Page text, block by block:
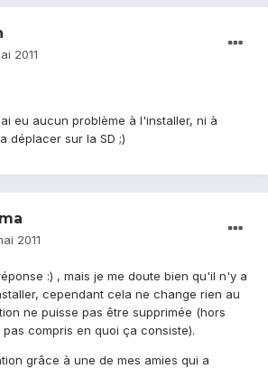
2011
eu aucun problème à l'installer, ni à
déplacer sur la SD ;)
2011
:) , mais je me doute bien qu'il n'y a
cependant cela ne change rien au
ne puisse pas être supprimée (hors
compris en quoi ça consiste).
grâce à une de mes amies qui a